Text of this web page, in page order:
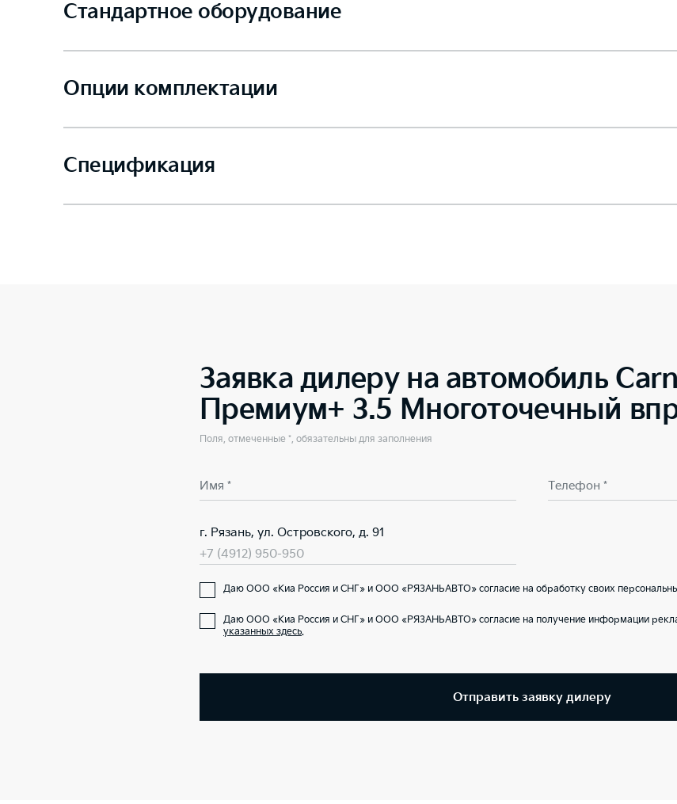
Стандартное оборудование
Опции комплектации
Спецификация
Заявка дилеру на автомобиль
Премиум+ 3.5 Многоточечный
Поля, отмеченные *, обязательны для заполнения
Имя * Телефон *
г. Рязань, ул. Островского, д. 91
+7 (4912) 950-950
Даю ООО «Киа Россия и СНГ» и ООО «РЯЗАНЬАВТО» согласие на обработку своих
Даю ООО «Киа Россия и СНГ» и ООО «РЯЗАНЬАВТО» согласие на получение информации
указанных здесь.
Отправить заявку дилеру